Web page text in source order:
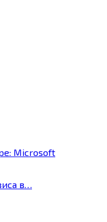
Microsoft
в…